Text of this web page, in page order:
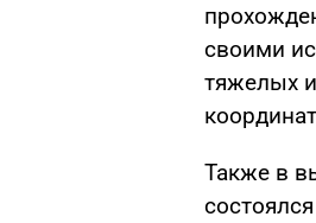
своими
тяжелых
Также в